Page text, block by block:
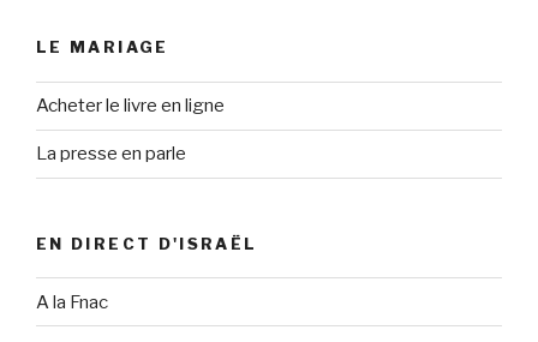
LE MARIAGE
Acheter le livre en ligne
La presse en parle
EN DIRECT D'ISRAËL
A la Fnac